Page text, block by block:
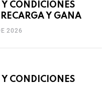
CONDICIONES
Y GANA
2026
CONDICIONES